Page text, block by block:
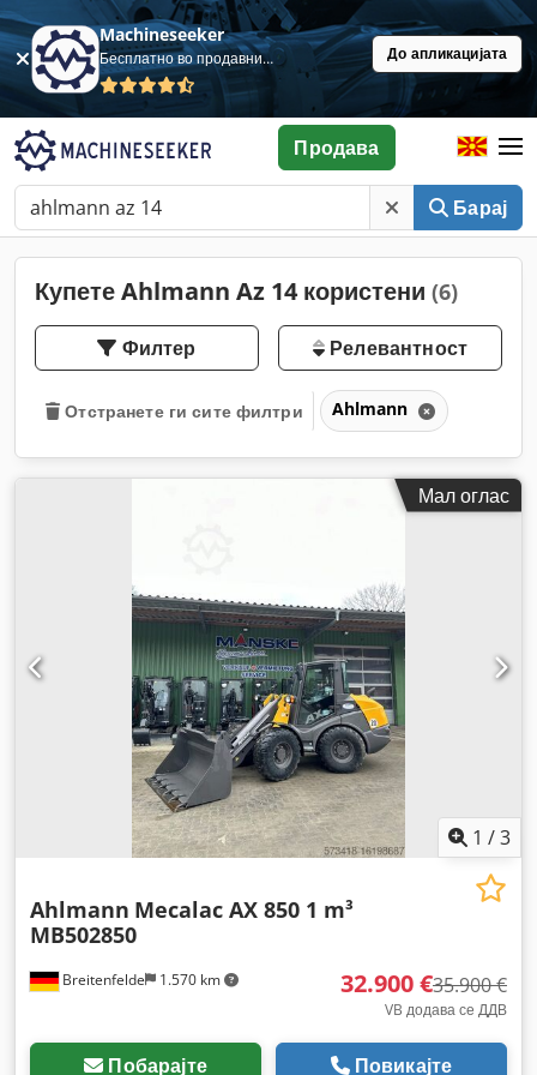
Machineseeker
Бесплатно во продавница До апликацијата
Барај
Продава
Купете Ahlmann Az 14 користени (6)
Филтер Релевантност
Отстранете ги сите филтри Ahlmann
Мал оглас
1 /3
Breitenfelde 1.570 km
Ahlmann Mecalac AX 850 1 m³
MB502850
32.900 €35.900 €
VB додава се ДДВ
Побарајте Повикајте